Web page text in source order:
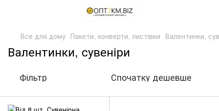
Все для дому Пакети, конверти, листівки Валентинки,
Валентинки, сувеніри
Фільтр Спочатку дешевше